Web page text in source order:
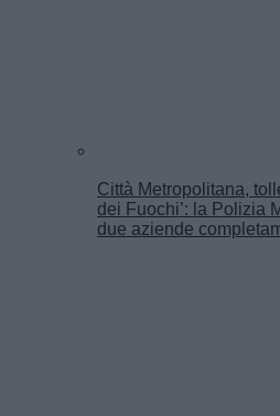
Città Metropolitana,
dei Fuochi’: la Polizia
due aziende